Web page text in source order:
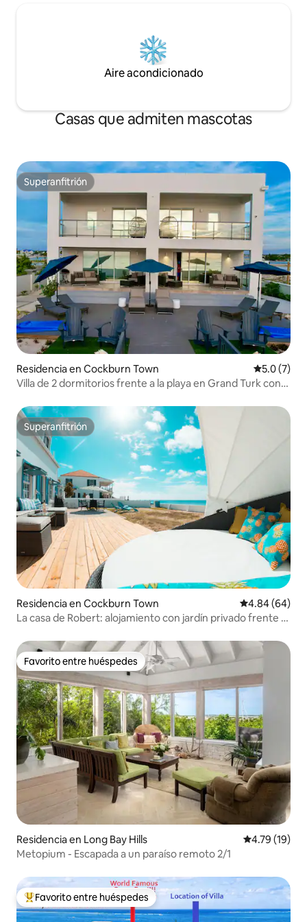
Aire acondicionado
Casas que admiten mascotas
Superanfitrión
Superanfitrión
Residencia en Cockburn Town
5.0 (7)
Villa de 2 dormitorios frente a la playa en Grand Turk con
Superanfitrión
Superanfitrión
Residencia en Cockburn Town Calificación
4.84 (64)
La casa de Robert: alojamiento con jardín privado frente a
Favorito entre huéspedes
Favorito entre huéspedes
Residencia en Long Bay Hills Calificación
4.79 (19)
Metopium - Escapada a un paraíso remoto 2/1
De los mejores en Favorito entre huéspedes
Favorito entre huéspedes